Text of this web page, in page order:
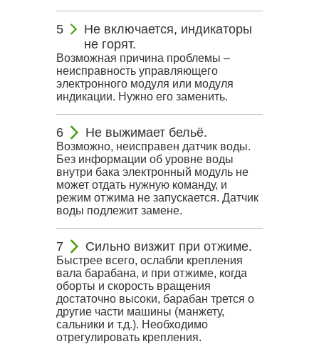
Не включается, индикаторы
не горят.
Возможная причина проблемы –
неисправность управляющего
электронного модуля или модуля
индикации. Нужно его заменить.
Не выжимает бельё.
Возможно, неисправен датчик воды.
Без информации об уровне воды
внутри бака электронный модуль не
может отдать нужную команду, и
режим отжима не запускается. Датчик
воды подлежит замене.
Сильно визжит при отжиме.
Быстрее всего, ослабли крепления
вала барабана, и при отжиме, когда
оборты и скорость вращения
достаточно высоки, барабан трется о
другие части машины (манжету,
сальники и т.д.). Необходимо
отрегулировать крепления.